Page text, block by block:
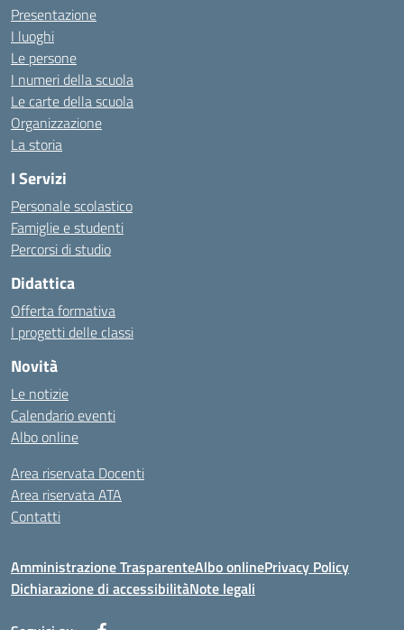
Presentazione
I luoghi
Le persone
I numeri della scuola
Le carte della scuola
Organizzazione
La storia
I Servizi
Personale scolastico
Famiglie e studenti
Percorsi di studio
Didattica
Offerta formativa
I progetti delle classi
Novità
Le notizie
Calendario eventi
Albo online
Area riservata Docenti
Area riservata ATA
Contatti
Amministrazione TrasparenteAlbo onlinePrivacy Policy
Dichiarazione di accessibilitàNote legali